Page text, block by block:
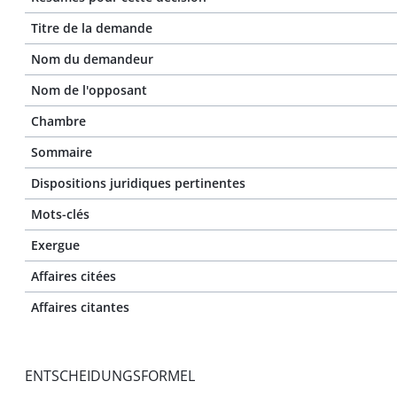
Titre de la demande
Nom du demandeur
Nom de l'opposant
Chambre
Sommaire
Dispositions juridiques pertinentes
Mots-clés
Exergue
Affaires citées
Affaires citantes
ENTSCHEIDUNGSFORMEL